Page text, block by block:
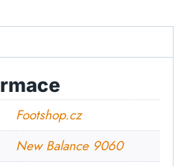
Footshop.cz
New Balance 9060